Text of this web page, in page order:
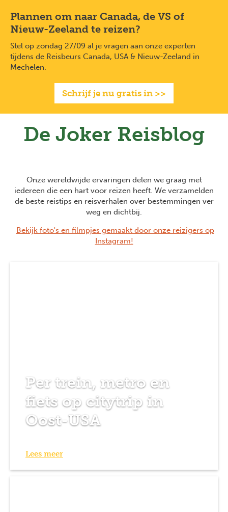
naar
inhoud
gaan
Plannen om naar Canada, de VS of
Nieuw-Zeeland te reizen?
Stel op zondag 27/09 al je vragen aan onze experten
tijdens de Reisbeurs Canada, USA & Nieuw-Zeeland in
Mechelen.
Schrijf je nu gratis in >>
De Joker Reisblog
Onze wereldwijde ervaringen delen we graag met
iedereen die een hart voor reizen heeft. We verzamelden
de beste reistips en reisverhalen over bestemmingen ver
weg en dichtbij.
Bekijk foto's en filmpjes gemaakt door onze reizigers op
Instagram!
Per trein, metro en
fiets op citytrip in
Oost-USA
Lees meer
screen